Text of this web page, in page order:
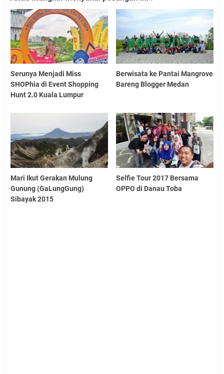
Serunya Menjadi Miss
SHOPhia di Event Shopping
Hunt 2.0 Kuala Lumpur
Berwisata ke Pantai Mangrove
Bareng Blogger Medan
Mari Ikut Gerakan Mulung
Gunung (GaLungGung)
Sibayak 2015
Selfie Tour 2017 Bersama
OPPO di Danau Toba